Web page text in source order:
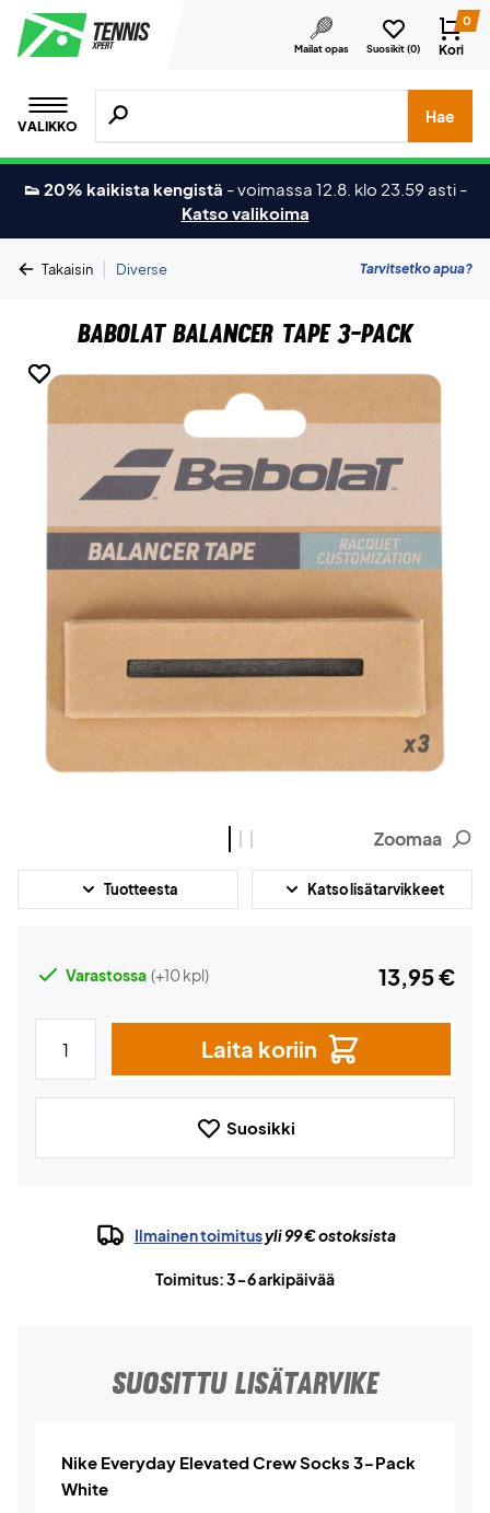
Mailat opas Suosikit (0)
0
Kori
VALIKKO
Hae tuotteita, merkkejä jne.
Hae
👟 20% kaikista kengistä -voimassa 12.8. klo 23.59 asti -
Katso valikoima
Takaisin | Diverse Tarvitsetko apua?
Babolat Balancer Tape 3-Pack
Zoomaa
Tuotteesta Katso lisätarvikkeet
Varastossa (+10 kpl) 13,95 €
Laita koriin
Suosikki
Ilmainen toimitusyli 99 € ostoksista
Toimitus: 3-6 arkipäivää
SUOSITTU LISÄTARVIKE
Nike Everyday Elevated Crew Socks 3-Pack
White